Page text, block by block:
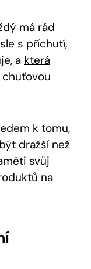
má rád
s příchutí,
a která
k tomu,
dražší než
svůj
na